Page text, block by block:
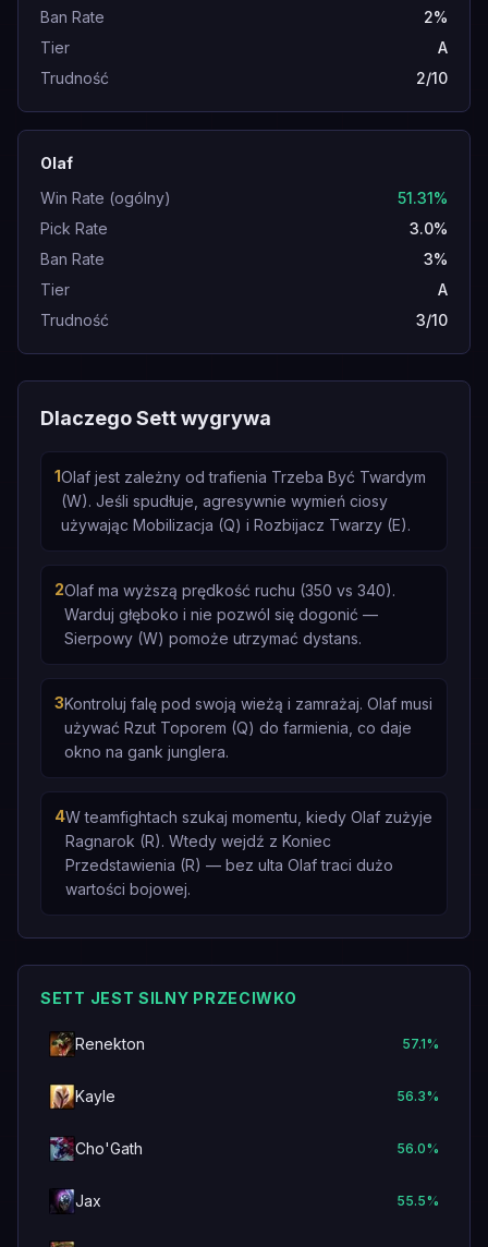
Ban Rate
2%
Tier
A
Trudność
2/10
Olaf
Win Rate (ogólny)
51.31%
Pick Rate
3.0%
Ban Rate
3%
Tier
A
Trudność
3/10
Dlaczego Sett wygrywa
1Olaf jest zależny od trafienia Trzeba Być Twardym
(W). Jeśli spudłuje, agresywnie wymień ciosy
używając Mobilizacja (Q) i Rozbijacz Twarzy (E).
2Olaf ma wyższą prędkość ruchu (350 vs 340).
Warduj głęboko i nie pozwól się dogonić —
Sierpowy (W) pomoże utrzymać dystans.
3Kontroluj falę pod swoją wieżą i zamrażaj. Olaf musi
używać Rzut Toporem (Q) do farmienia, co daje
okno na gank junglera.
4W teamfightach szukaj momentu, kiedy Olaf zużyje
Ragnarok (R). Wtedy wejdź z Koniec
Przedstawienia (R) — bez ulta Olaf traci dużo
wartości bojowej.
SETT JEST SILNY PRZECIWKO
Renekton 57.1%
Kayle 56.3%
Cho'Gath 56.0%
Jax 55.5%